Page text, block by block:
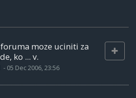
moze uciniti za
ko ... v.
- 05 Dec 2006, 23:56